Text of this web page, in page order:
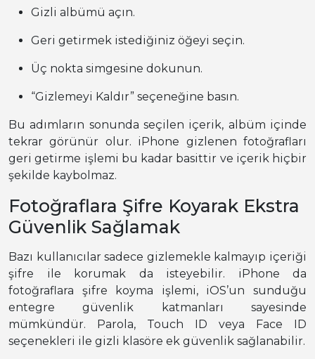
Gizli albümü açın.
Geri getirmek istediğiniz öğeyi seçin.
Üç nokta simgesine dokunun.
“Gizlemeyi Kaldır” seçeneğine basın.
Bu adımların sonunda seçilen içerik, albüm içinde
tekrar görünür olur. iPhone gizlenen fotoğrafları
geri getirme işlemi bu kadar basittir ve içerik hiçbir
şekilde kaybolmaz.
Fotoğraflara Şifre Koyarak Ekstra
Güvenlik Sağlamak
Bazı kullanıcılar sadece gizlemekle kalmayıp içeriği
şifre ile korumak da isteyebilir. iPhone da
fotoğraflara şifre koyma işlemi, iOS’un sunduğu
entegre güvenlik katmanları sayesinde
mümkündür. Parola, Touch ID veya Face ID
seçenekleri ile gizli klasöre ek güvenlik sağlanabilir.